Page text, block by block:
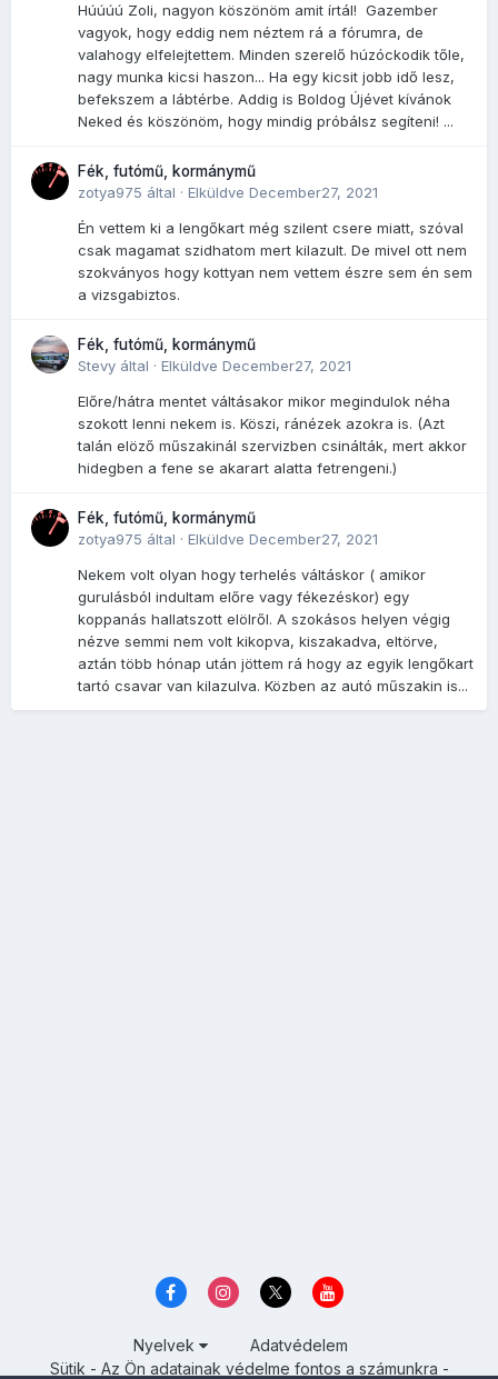
Húúúú Zoli, nagyon köszönöm amit írtál! Gazember
vagyok, hogy eddig nem néztem rá a fórumra, de
valahogy elfelejtettem. Minden szerelő húzóckodik tőle,
nagy munka kicsi haszon... Ha egy kicsit jobb idő lesz,
befekszem a lábtérbe. Addig is Boldog Újévet kívánok
Neked és köszönöm, hogy mindig próbálsz segíteni! ...
Fék, futómű, kormánymű
zotya975 által · Elküldve December27, 2021
Én vettem ki a lengőkart még szilent csere miatt, szóval
csak magamat szidhatom mert kilazult. De mivel ott nem
szokványos hogy kottyan nem vettem észre sem én sem
a vizsgabiztos.
Fék, futómű, kormánymű
Stevy által · Elküldve December27, 2021
Előre/hátra mentet váltásakor mikor megindulok néha
szokott lenni nekem is. Köszi, ránézek azokra is. (Azt
talán elöző műszakinál szervizben csinálták, mert akkor
hidegben a fene se akarart alatta fetrengeni.)
Fék, futómű, kormánymű
zotya975 által · Elküldve December27, 2021
Nekem volt olyan hogy terhelés váltáskor ( amikor
gurulásból indultam előre vagy fékezéskor) egy
koppanás hallatszott elölről. A szokásos helyen végig
nézve semmi nem volt kikopva, kiszakadva, eltörve,
aztán több hónap után jöttem rá hogy az egyik lengőkart
tartó csavar van kilazulva. Közben az autó műszakin is...
Nyelvek
Adatvédelem
Sütik - Az Ön adatainak védelme fontos a számunkra -